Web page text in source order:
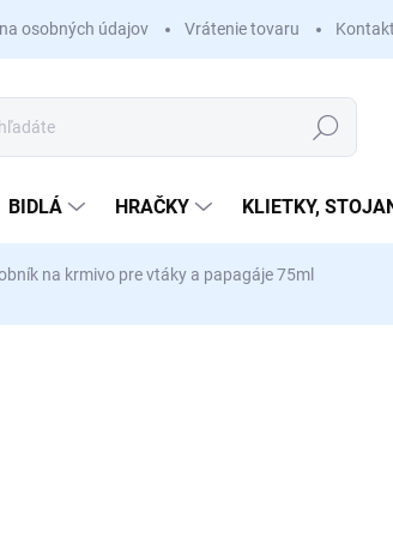
osobných údajov Vrátenie tovaru
Hľadať
BIDLÁ HRAČKY KLIETKY,
na krmivo pre vtáky a papagáje 75ml